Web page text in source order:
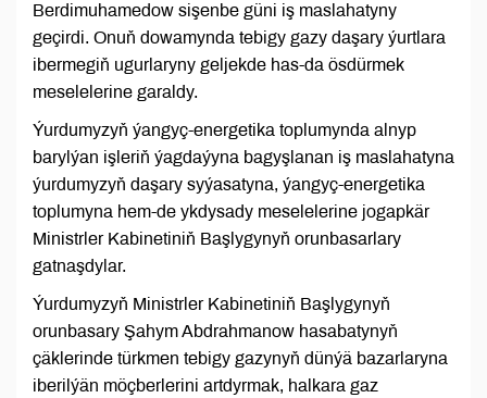
Berdimuhamedow sişenbe güni iş maslahatyny
geçirdi. Onuň dowamynda tebigy gazy daşary ýurtlara
ibermegiň ugurlaryny geljekde has-da ösdürmek
meselelerine garaldy.
Ýurdumyzyň ýangyç-energetika toplumynda alnyp
barylýan işleriň ýagdaýyna bagyşlanan iş maslahatyna
ýurdumyzyň daşary syýasatyna, ýangyç-energetika
toplumyna hem-de ykdysady meselelerine jogapkär
Ministrler Kabinetiniň Başlygynyň orunbasarlary
gatnaşdylar.
Ýurdumyzyň Ministrler Kabinetiniň Başlygynyň
orunbasary Şahym Abdrahmanow hasabatynyň
çäklerinde türkmen tebigy gazynyň dünýä bazarlaryna
iberilýän möçberlerini artdyrmak, halkara gaz